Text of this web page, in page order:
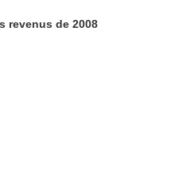
revenus de 2008